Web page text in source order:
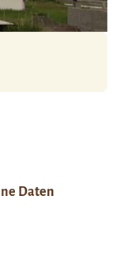
Daten